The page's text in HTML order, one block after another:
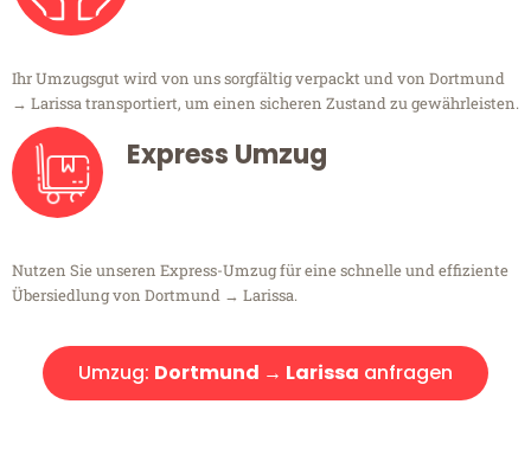
Ihr Umzugsgut wird von uns sorgfältig verpackt und von Dortmund
→ Larissa transportiert, um einen sicheren Zustand zu gewährleisten.
Express Umzug
Nutzen Sie unseren Express-Umzug für eine schnelle und effiziente
Übersiedlung von Dortmund → Larissa.
Umzug: Dortmund → Larissa anfragen